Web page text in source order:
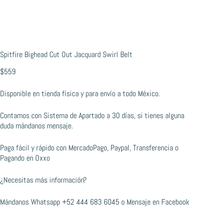
Spitfire Bighead Cut Out Jacquard Swirl Belt
$559
Disponible en tienda física y para envío a todo México.
Contamos con Sistema de Apartado a 30 días, si tienes alguna
duda mándanos mensaje.
Paga fácil y rápido con MercadoPago, Paypal, Transferencia o
Pagando en Oxxo
¿Necesitas más información?
Mándanos Whatsapp+52 444 683 6045 o Mensaje en Facebook